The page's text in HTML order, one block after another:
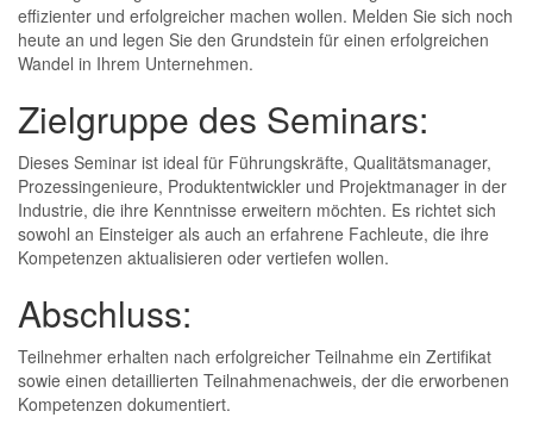
effizienter und erfolgreicher machen wollen. Melden Sie sich noch
heute an und legen Sie den Grundstein für einen erfolgreichen
Wandel in Ihrem Unternehmen.
Zielgruppe des Seminars:
Dieses Seminar ist ideal für Führungskräfte, Qualitätsmanager,
Prozessingenieure, Produktentwickler und Projektmanager in der
Industrie, die ihre Kenntnisse erweitern möchten. Es richtet sich
sowohl an Einsteiger als auch an erfahrene Fachleute, die ihre
Kompetenzen aktualisieren oder vertiefen wollen.
Abschluss:
Teilnehmer erhalten nach erfolgreicher Teilnahme ein Zertifikat
sowie einen detaillierten Teilnahmenachweis, der die erworbenen
Kompetenzen dokumentiert.